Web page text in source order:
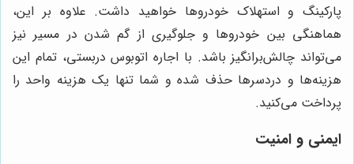
پارکینگ و استهلاک خودروها خواهید داشت. علاوه بر این،
هماهنگی بین خودروها و جلوگیری از گم شدن در مسیر نیز
می‌تواند چالش‌برانگیز باشد. با اجاره اتوبوس دربستی، تمام این
هزینه‌ها و دردسرها حذف شده و شما تنها یک هزینه واحد را
پرداخت می‌کنید.
ایمنی و امنیت